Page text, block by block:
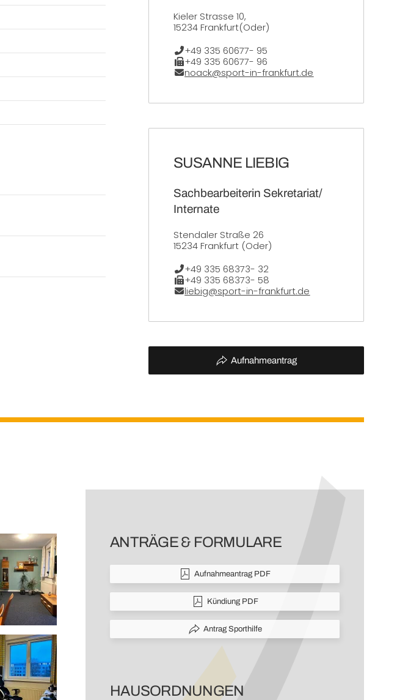
Kieler Strasse 10,
15234 Frankfurt(Oder)
Telefon:
+49 335 60677- 95
Fax:
+49 335 60677- 96
E-Mail:
noack@sport-in-frankfurt.de
SUSANNE LIEBIG
Sachbearbeiterin Sekretariat/
Internate
Stendaler Straße 26
15234 Frankfurt (Oder)
Telefon:
+49 335 68373- 32
Fax:
+49 335 68373- 58
E-Mail:
liebig@sport-in-frankfurt.de
Aufnahmeantrag
ANTRÄGE & FORMULARE
Aufnahmeantrag PDF
Kündiung PDF
Antrag Sporthilfe
HAUSORDNUNGEN